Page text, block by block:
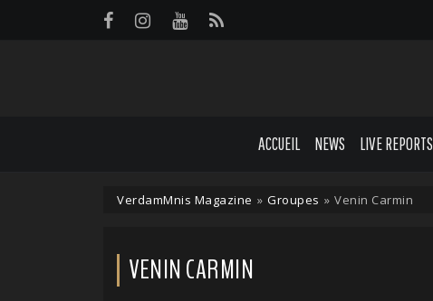
ACCUEIL NEWS LIVE REPORTS
VerdamMnis Magazine » Groupes » Venin Carmin
VENIN CARMIN
Panneau de gestion des cookies